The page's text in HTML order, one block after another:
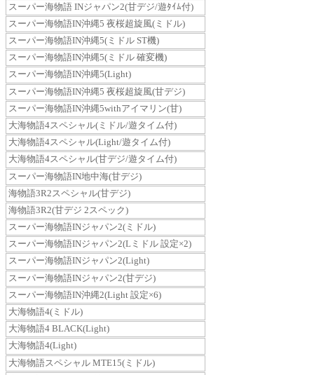
スーパー海物語 INジャパン2(甘デジ/遊ﾀｲﾑ付)
スーパー海物語IN沖縄5 夜桜超旋風(ミドル)
スーパー海物語IN沖縄5(ミドル ST機)
スーパー海物語IN沖縄5(ミドル 確変機)
スーパー海物語IN沖縄5(Light)
スーパー海物語IN沖縄5 夜桜超旋風(甘デジ)
スーパー海物語IN沖縄5withアイマリン(甘)
大海物語4スペシャル(ミドル/遊タイム付)
大海物語4スペシャル(Light/遊タイム付)
大海物語4スペシャル(甘デジ/遊タイム付)
スーパー海物語IN地中海(甘デジ)
海物語3R2スペシャル(甘デジ)
海物語3R2(甘デジ 2スペック)
スーパー海物語INジャパン2(ミドル)
スーパー海物語INジャパン2(Lミドル 設定×2)
スーパー海物語INジャパン2(Light)
スーパー海物語INジャパン2(甘デジ)
スーパー海物語IN沖縄2(Light 設定×6)
大海物語4(ミドル)
大海物語4 BLACK(Light)
大海物語4(Light)
大海物語スペシャル MTE15(ミドル)